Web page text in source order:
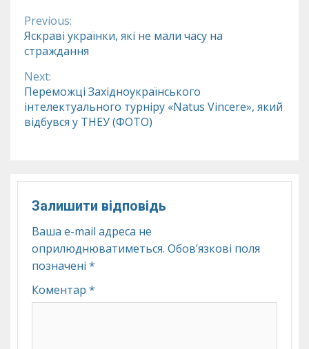
Continue
Reading
Previous:
Яскраві українки, які не мали часу на
страждання
Next:
Переможці Західноукраїнського
інтелектуального турніру «Natus Vincere», який
відбувся у ТНЕУ (ФОТО)
Залишити відповідь
Ваша e-mail адреса не
оприлюднюватиметься. Обов’язкові поля
позначені *
Коментар *